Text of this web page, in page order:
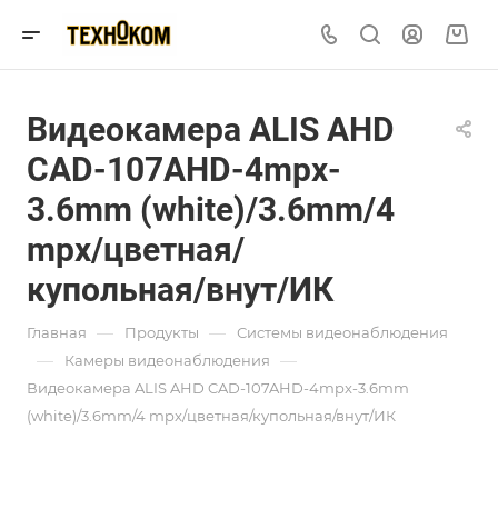
Видеокамера ALIS AHD
CAD-107AHD-4mpx-
3.6mm (white)/3.6mm/4
mpx/цветная/
купольная/внут/ИК
Главная — Продукты — Системы видеонаблюдения
— Камеры видеонаблюдения —
Видеокамера ALIS AHD CAD-107AHD-4mpx-3.6mm
(white)/3.6mm/4 mpx/цветная/купольная/внут/ИК